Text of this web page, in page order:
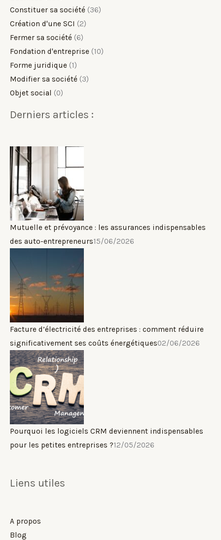
Constituer sa société (36)
Création d'une SCI (2)
Fermer sa société (6)
Fondation d'entreprise (10)
Forme juridique (1)
Modifier sa société (3)
Objet social (0)
Derniers articles :
Mutuelle et prévoyance : les assurances indispensables
des auto-entrepreneurs15/06/2026
Facture d’électricité des entreprises : comment réduire
significativement ses coûts énergétiques02/06/2026
Pourquoi les logiciels CRM deviennent indispensables
pour les petites entreprises ?12/05/2026
Liens utiles
A propos
Blog